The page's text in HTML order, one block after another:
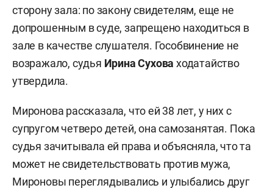
сторону зала: по закону свидетелям, еще не
допрошенным в суде, запрещено находиться в
зале в качестве слушателя. Гособвинение не
возражало, судья Ирина Сухова ходатайство
утвердила.
Миронова рассказала, что ей 38 лет, у них с
супругом четверо детей, она самозанятая. Пока
судья зачитывала ей права и объясняла, что та
может не свидетельствовать против мужа,
Мироновы переглядывались и улыбались друг